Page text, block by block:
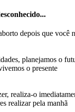
depois que você
planejamos o
o presente
realiza-o
realizar pela manhã